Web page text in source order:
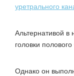
уретрального
Альтернативой в
головки полового
Однако он